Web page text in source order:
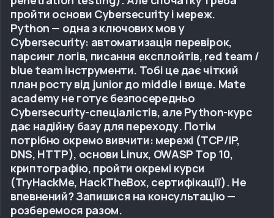
пройти основи Cybersecurity і мереж.
Python — одна з ключових мов у
Cybersecurity: автоматизація перевірок,
парсинг логів, писання експлойтів, red team /
blue team інструменти. Тобі це дає чіткий
план росту від junior до middle і вище. Mate
academy не готує безпосередньо
Cybersecurity-спеціалістів, але Python-курс
дає надійну базу для переходу. Потім
потрібно окремо вивчити: мережі (TCP/IP,
DNS, HTTP), основи Linux, OWASP Top 10,
криптографію, пройти окремі курси
(TryHackMe, HackTheBox, сертифікації). Не
впевнений? Запишися на консультацію —
розберемося разом.